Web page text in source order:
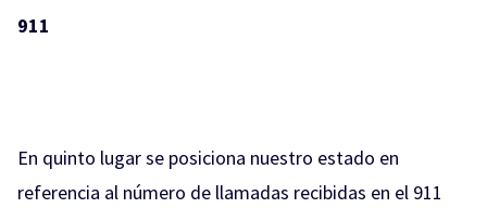
911
En quinto lugar se posiciona nuestro estado en
referencia al número de llamadas recibidas en el 911